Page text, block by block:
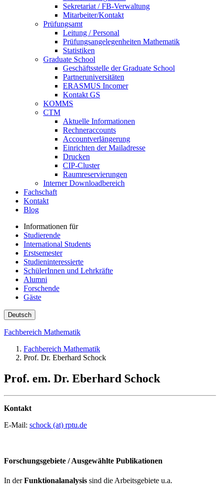
Sekretariat / FB-Verwaltung
Mitarbeiter/Kontakt
Prüfungsamt
Leitung / Personal
Prüfungsangelegenheiten Mathematik
Statistiken
Graduate School
Geschäftsstelle der Graduate School
Partneruniversitäten
ERASMUS Incomer
Kontakt GS
KOMMS
CTM
Aktuelle Informationen
Rechneraccounts
Accountverlängerung
Einrichten der Mailadresse
Drucken
CIP-Cluster
Raumreservierungen
Interner Downloadbereich
Fachschaft
Kontakt
Blog
Informationen für
Studierende
International Students
Erstsemester
Studieninteressierte
SchülerInnen und Lehrkräfte
Alumni
Forschende
Gäste
Deutsch
Fachbereich Mathematik
Fachbereich Mathematik
Prof. Dr. Eberhard Schock
Prof. em. Dr. Eberhard Schock
Kontakt
E-Mail: schock (at) rptu.de
Forschungsgebiete / Ausgewählte Publikationen
In derFunktionalanalysis sind die Arbeitsgebiete u.a.